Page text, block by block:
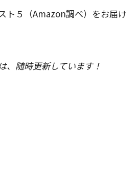
ト５（Amazon調べ）をお届け
、随時更新しています！